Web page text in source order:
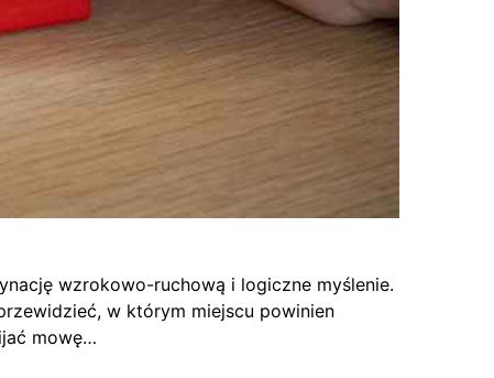
wzrokowo-ruchową i logiczne myślenie.
w którym miejscu powinien
mowę…